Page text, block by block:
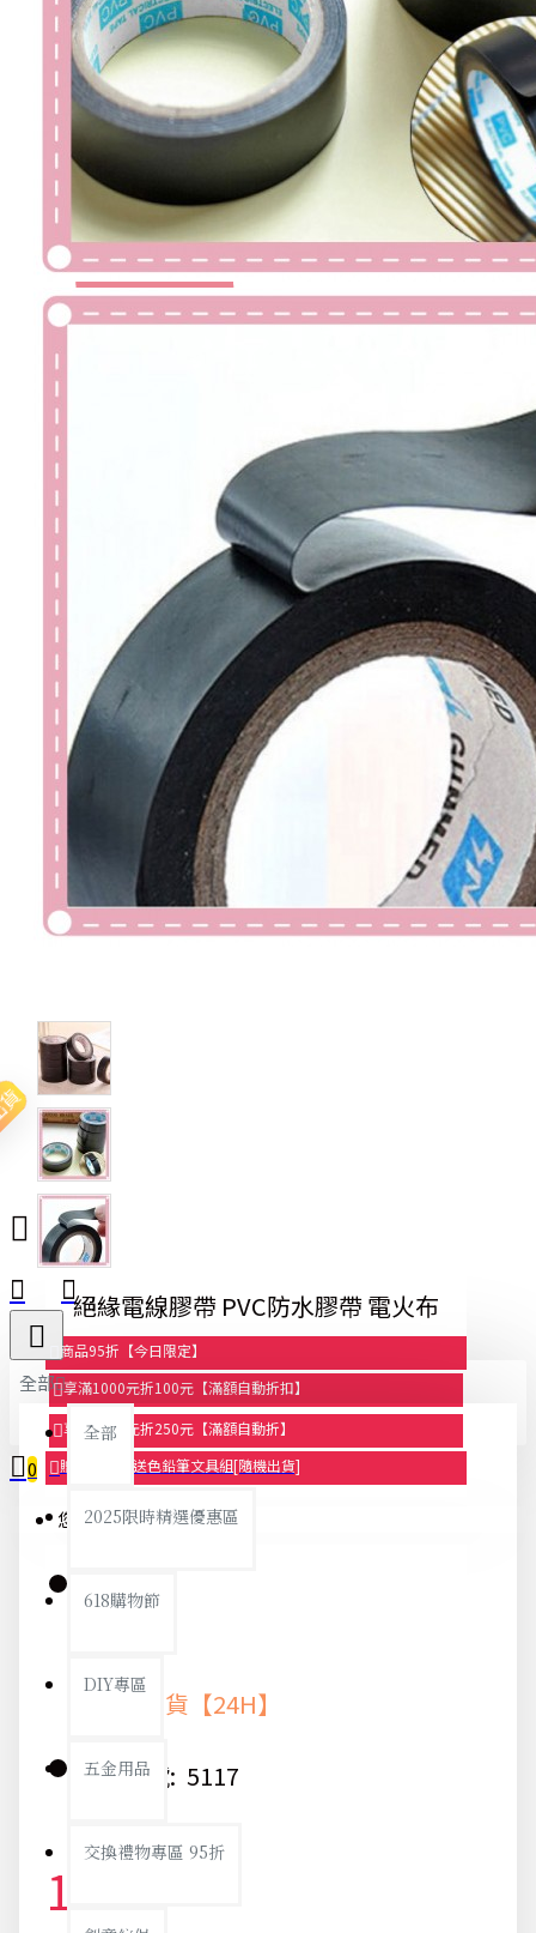
全部
全部
2025限時精選優惠區
618購物節
DIY專區
五金用品
交換禮物專區 95折
0
您的購物車內沒有商品！
絕緣電線膠帶 PVC防水膠帶 電火布
商品95折【今日限定】
享滿1000元折100元【滿額自動折扣】
享滿2000元折250元【滿額自動折】
贈品-滿899送色鉛筆文具組[隨機出貨]
快速出貨【24H】
貨號: 5117
12元